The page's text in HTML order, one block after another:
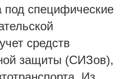
под специфические
средств
защиты (СИЗов),